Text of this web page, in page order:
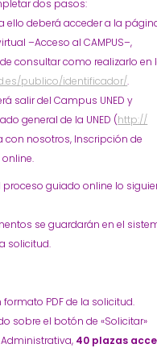
dos pasos:
ello deberá acceder a la
–Acceso al CAMPUS–,
consultar como realizarlo en
publico/identificador/.
salir del Campus UNED y
general de la UNED (http://
con nosotros, Inscripción de
guiado online lo
se guardarán en el
solicitud.
PDF de la solicitud.
sobre el botón de «Solicitar»
40 plazas